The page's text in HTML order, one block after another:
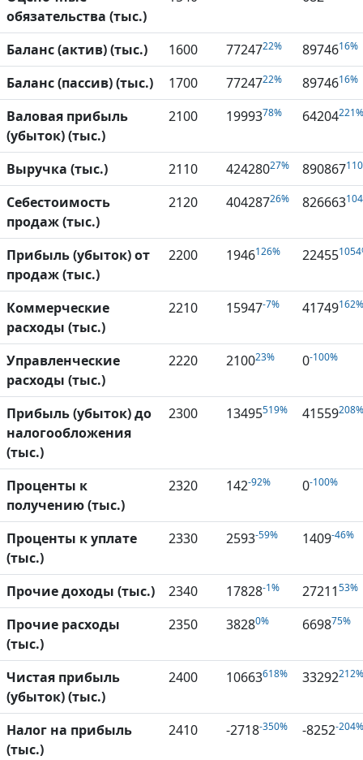
обязательства (тыс.)
Баланс (актив) (тыс.) 1600 7724722% 8974616%
Баланс (пассив) (тыс.) 1700 7724722% 8974616%
Валовая прибыль
(убыток) (тыс.)
2100 1999378% 64204221%
Выручка (тыс.) 2110 42428027% 890867
Себестоимость
продаж (тыс.)
2120 40428726% 826663
Прибыль (убыток) от
продаж (тыс.)
2200 1946126% 22455
Коммерческие
расходы (тыс.)
2210 15947-7% 41749162%
Управленческие
расходы (тыс.)
2220 210023% 0-100%
Прибыль (убыток) до
налогообложения
(тыс.)
2300 13495519% 41559208%
Проценты к
получению (тыс.)
2320 142-92% 0-100%
Проценты к уплате
(тыс.)
2330 2593-59% 1409-46%
Прочие доходы (тыс.) 2340 17828-1% 2721153%
Прочие расходы
(тыс.)
2350 38280% 669875%
Чистая прибыль
(убыток) (тыс.)
2400 10663618% 33292212%
Налог на прибыль
(тыс.)
2410 -2718-350% -8252-204%